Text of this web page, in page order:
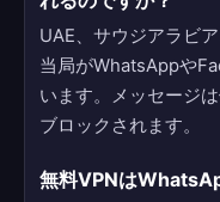
UAE、サウジアラビ
当局がWhatsAppや
います。メッセージ
ブロックされます。
無料VPNは